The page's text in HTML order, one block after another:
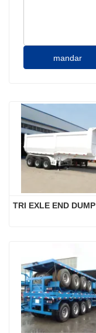
mandar
TRI EXLE END DUMP